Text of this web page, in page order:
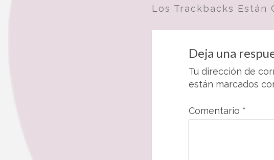
Los Trackbacks Están
Deja una
Tu dirección de
están marcados
Comentario *